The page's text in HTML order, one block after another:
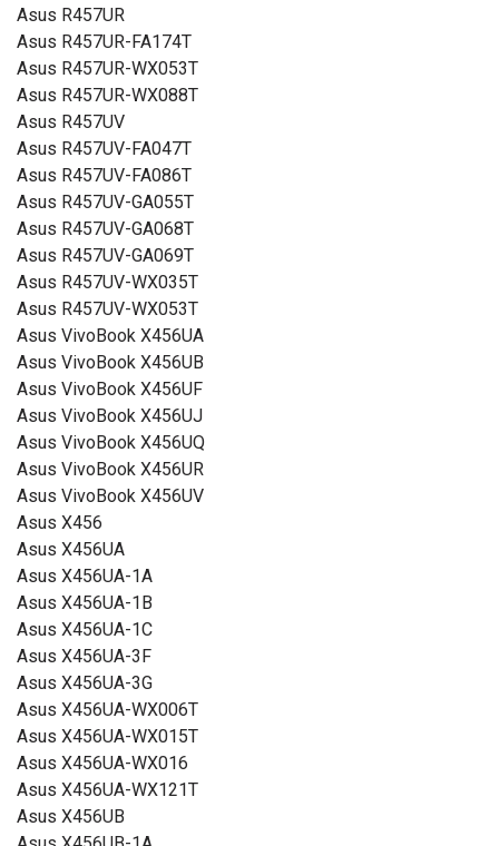
Asus R457UR
Asus R457UR-FA174T
Asus R457UR-WX053T
Asus R457UR-WX088T
Asus R457UV
Asus R457UV-FA047T
Asus R457UV-FA086T
Asus R457UV-GA055T
Asus R457UV-GA068T
Asus R457UV-GA069T
Asus R457UV-WX035T
Asus R457UV-WX053T
Asus VivoBook X456UA
Asus VivoBook X456UB
Asus VivoBook X456UF
Asus VivoBook X456UJ
Asus VivoBook X456UQ
Asus VivoBook X456UR
Asus VivoBook X456UV
Asus X456
Asus X456UA
Asus X456UA-1A
Asus X456UA-1B
Asus X456UA-1C
Asus X456UA-3F
Asus X456UA-3G
Asus X456UA-WX006T
Asus X456UA-WX015T
Asus X456UA-WX016
Asus X456UA-WX121T
Asus X456UB